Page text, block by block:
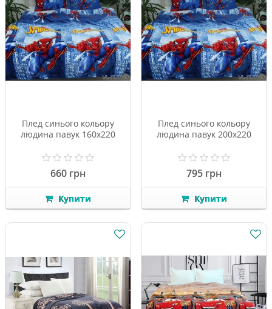
Плед синього кольору
людина павук 160х220
660 грн
Купити
Плед синього кольору
людина павук 200х220
795 грн
Купити